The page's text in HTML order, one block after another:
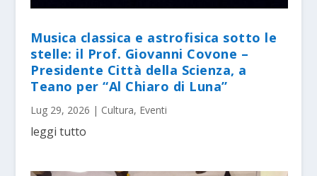
Musica classica e astrofisica sotto le
stelle: il Prof. Giovanni Covone –
Presidente Città della Scienza, a
Teano per “Al Chiaro di Luna”
Lug 29, 2026 | Cultura, Eventi
leggi tutto